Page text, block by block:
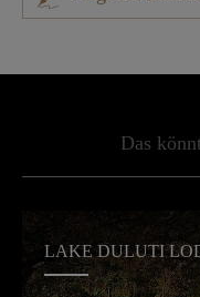
Das
LAKE DULUTI